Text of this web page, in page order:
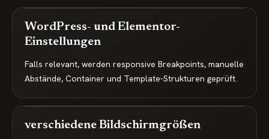
WordPress- und Elementor-
Einstellungen
Falls relevant, werden responsive Breakpoints, manuelle
Abstände, Container und Template-Strukturen geprüft.
verschiedene Bildschirmgrößen